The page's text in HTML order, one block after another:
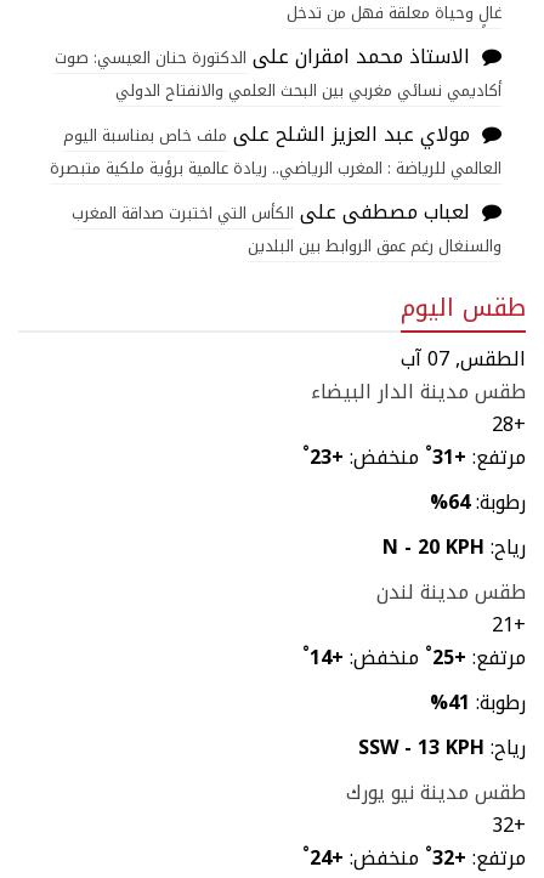
غالٍ وحياة معلقة فهل من تدخل
الاستاذ محمد امقرانعلى الدكتورة حنان العيسي: صوت
أكاديمي نسائي مغربي بين البحث العلمي والانفتاح الدولي
مولاي عبد العزيز الشلحعلى ملف خاص بمناسبة اليوم
العالمي للرياضة : المغرب الرياضي.. ريادة عالمية برؤية ملكية متبصرة
لعباب مصطفىعلى الكأس التي اختبرت صداقة المغرب
والسنغال رغم عمق الروابط بين البلدين
طقس اليوم
الطقس, 07 آب
طقس مدينة الدار البيضاء
+
28
مرتفع:+
31
° منخفض:+
23
°
رطوبة:64%
رياح:N - 20 KPH
طقس مدينة لندن
+
21
مرتفع:+
25
° منخفض:+
14
°
رطوبة: 41%
رياح:SSW - 13 KPH
طقس مدينة نيو يورك
+
32
مرتفع:+
32
° منخفض:+
24
°